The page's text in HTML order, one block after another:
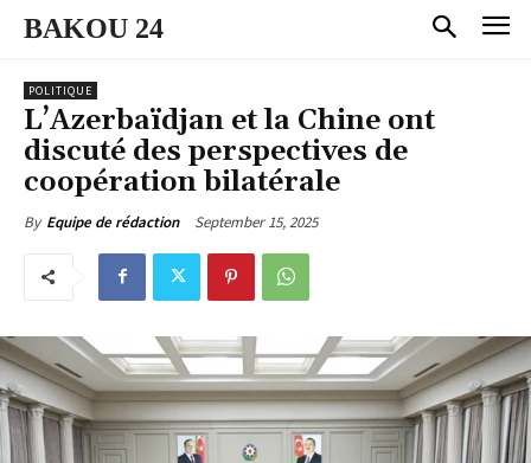
BAKOU 24
POLITIQUE
L’Azerbaïdjan et la Chine ont
discuté des perspectives de
coopération bilatérale
By Equipe de rédaction September 15, 2025